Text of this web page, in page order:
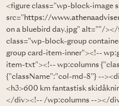
<figure class="wp-block-image
src=" https://
on a bluebird day.jpg" alt=""/
class="wp-block-group
group card-item-inner"><!--
item-txt"><!-- wp:columns
{"className":"col-md-8"} --
<h3>600 km fantastisk
</div><!-- /wp:columns --></